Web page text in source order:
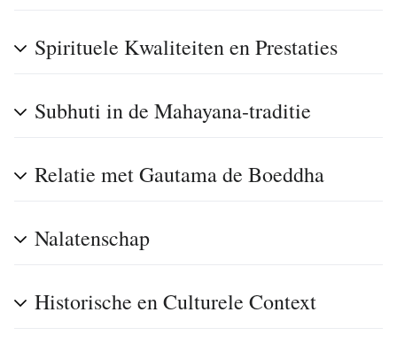
Spirituele Kwaliteiten en Prestaties
Subhuti in de Mahayana-traditie
Relatie met Gautama de Boeddha
Nalatenschap
Historische en Culturele Context